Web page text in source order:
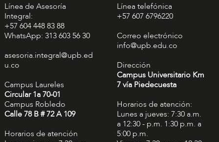
Línea de Asesoría
Integral:
+57 604 448 83 88
WhatsApp: 313 603 56 30
asesoria.integral@upb.ed
u.co
Campus Laureles
Circular 1a 70-01
Campus Robledo
Calle 78 B # 72 A 109
Horarios de atención
Línea telefónica
+57 607 6796220
Correo electrónico
info@upb.edu.co
Dirección
Campus Universitario Km
7 vía Piedecuesta
Horarios de atención:
Lunes a jueves: 7:30 a.m.
a 12:30 - p.m. 1:30 p.m. a
5:00 p.m.